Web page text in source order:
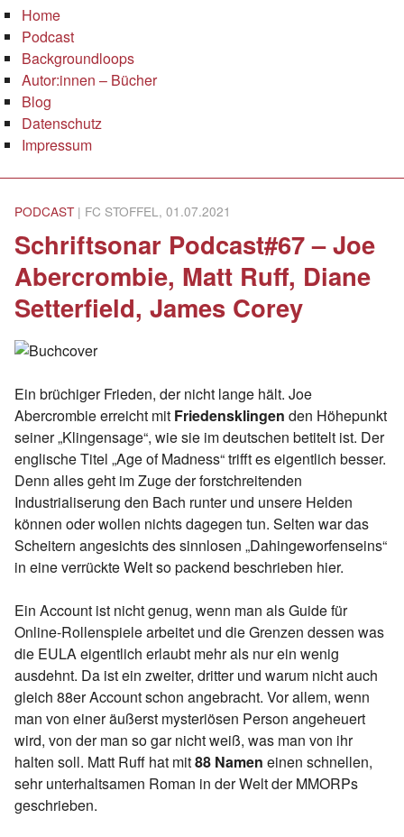
Home
Podcast
Backgroundloops
Autor:innen – Bücher
Blog
Datenschutz
Impressum
PODCAST| FC STOFFEL, 01.07.2021
Schriftsonar Podcast#67 – Joe
Abercrombie, Matt Ruff, Diane
Setterfield, James Corey
Ein brüchiger Frieden, der nicht lange hält. Joe
Abercrombie erreicht mit Friedensklingen den Höhepunkt
seiner „Klingensage“, wie sie im deutschen betitelt ist. Der
englische Titel „Age of Madness“ trifft es eigentlich besser.
Denn alles geht im Zuge der forstchreitenden
Industrialiserung den Bach runter und unsere Helden
können oder wollen nichts dagegen tun. Selten war das
Scheitern angesichts des sinnlosen „Dahingeworfenseins“
in eine verrückte Welt so packend beschrieben hier.
Ein Account ist nicht genug, wenn man als Guide für
Online-Rollenspiele arbeitet und die Grenzen dessen was
die EULA eigentlich erlaubt mehr als nur ein wenig
ausdehnt. Da ist ein zweiter, dritter und warum nicht auch
gleich 88er Account schon angebracht. Vor allem, wenn
man von einer äußerst mysteriösen Person angeheuert
wird, von der man so gar nicht weiß, was man von ihr
halten soll. Matt Ruff hat mit88 Namen einen schnellen,
sehr unterhaltsamen Roman in der Welt der MMORPs
geschrieben.